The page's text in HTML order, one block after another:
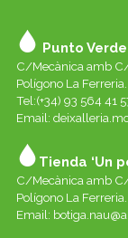
Punto Verde
C/Mecànica amb
Polígono La
Tel:(+34) 93 564 41
Email:
Tienda ‘Un
C/Mecànica amb
Polígono La
Email: